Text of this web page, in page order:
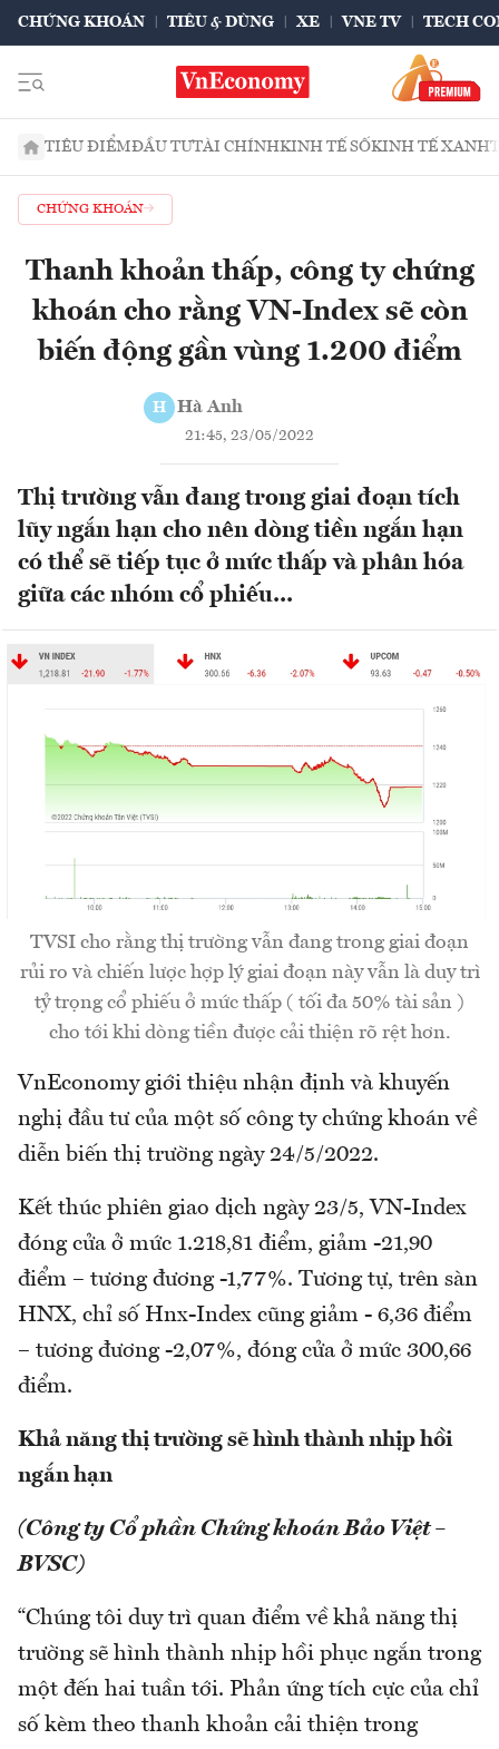
CHỨNG KHOÁN TIÊU & DÙNG XE VNE TV TECH
TIÊU ĐIỂMĐẦU TƯTÀI CHÍNHKINH TẾ SỐKINH TẾ XANH
CHỨNG KHOÁN
Thanh khoản thấp, công ty chứng
khoán cho rằng VN-Index sẽ còn
biến động gần vùng 1.200 điểm
H Hà Anh
21:45, 23/05/2022
Thị trường vẫn đang trong giai đoạn tích
lũy ngắn hạn cho nên dòng tiền ngắn hạn
có thể sẽ tiếp tục ở mức thấp và phân hóa
giữa các nhóm cổ phiếu...
TVSI cho rằng thị trường vẫn đang trong giai đoạn
rủi ro và chiến lược hợp lý giai đoạn này vẫn là duy trì
tỷ trọng cổ phiếu ở mức thấp ( tối đa 50% tài sản )
cho tới khi dòng tiền được cải thiện rõ rệt hơn.
VnEconomy giới thiệu nhận định và khuyến
nghị đầu tư của một số công ty chứng khoán về
diễn biến thị trường ngày 24/5/2022.
Kết thúc phiên giao dịch ngày 23/5, VN-Index
đóng cửa ở mức 1.218,81 điểm, giảm -21,90
điểm – tương đương -1,77%. Tương tự, trên sàn
HNX, chỉ số Hnx-Index cũng giảm - 6,36 điểm
– tương đương -2,07%, đóng cửa ở mức 300,66
điểm.
Khả năng thị trường sẽ hình thành nhịp hồi
ngắn hạn
(Công ty Cổ phần Chứng khoán Bảo Việt –
BVSC)
“Chúng tôi duy trì quan điểm về khả năng thị
trường sẽ hình thành nhịp hồi phục ngắn trong
một đến hai tuần tới. Phản ứng tích cực của chỉ
số kèm theo thanh khoản cải thiện trong